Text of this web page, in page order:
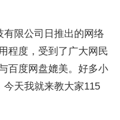
限公司日推出的网络
程度，受到了广大网民
百度网盘媲美。好多小
天我就来教大家115